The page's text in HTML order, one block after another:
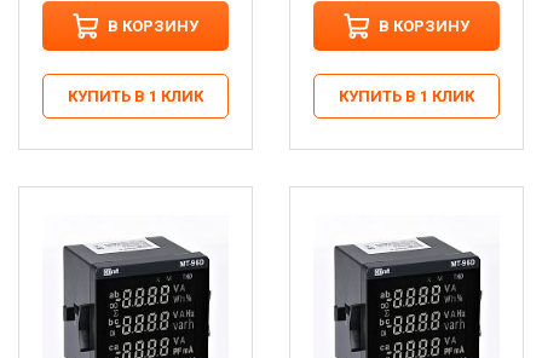
В КОРЗИНУ
КУПИТЬ В 1 КЛИК
В КОРЗИНУ
КУПИТЬ В 1 КЛИК